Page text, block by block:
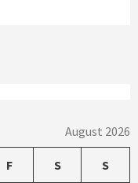
August 2026
F S S